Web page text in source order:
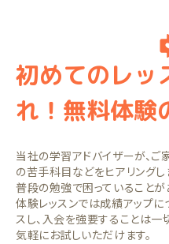
初めてのレッ
れ！無料体験
当社の学習アドバイザーが、
の苦手科目などをヒアリングし
普段の勉強で困っていることが
体験レッスンでは成績アップ
スし、入会を強要することは一
気軽にお試しいただけます。